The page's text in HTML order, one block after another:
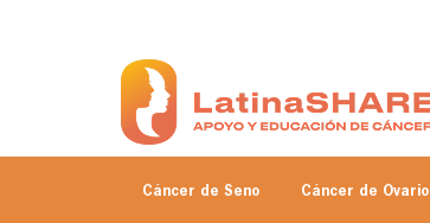
Cáncer de Seno Cáncer de Ovario